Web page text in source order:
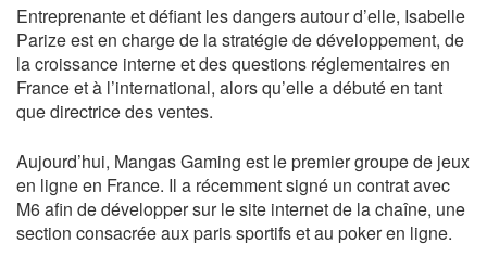
Entreprenante et défiant les dangers autour d’elle, Isabelle
Parize est en charge de la stratégie de développement, de
la croissance interne et des questions réglementaires en
France et à l’international, alors qu’elle a débuté en tant
que directrice des ventes.
Aujourd’hui, Mangas Gaming est le premier groupe de jeux
en ligne en France. Il a récemment signé un contrat avec
M6 afin de développer sur le site internet de la chaîne, une
section consacrée aux paris sportifs et au poker en ligne.